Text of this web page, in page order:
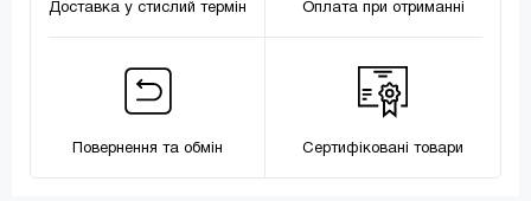
Доставка у стислий термін Оплата при отриманні
Повернення та обмін Сертифіковані товари